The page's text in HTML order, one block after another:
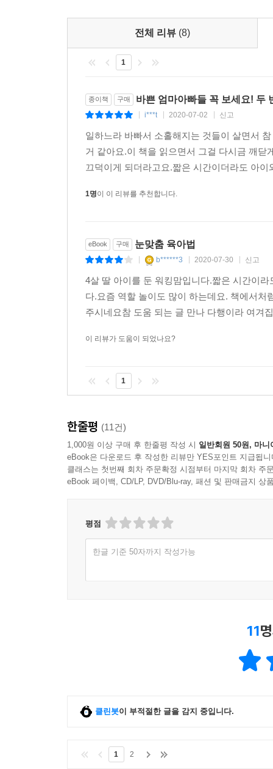
전체 리뷰 (8)
1
종이책 구매 바쁜 엄마아빠들 꼭 보세요! 두
i***t 2020-07-02 신고
일하느라 바빠서 소홀해지는 것들이 살면서
거 같아요.이 책을 읽으면서 그걸 다시금 깨
끄덕이게 되더라고요.짧은 시간이더라도 아
1명이 이 리뷰를 추천합니다.
eBook 구매 눈맞춤 육아법
b******3 2020-07-30 신고
4살 딸 아이를 둔 워킹맘입니다.짧은 시간이
다.요즘 역할 놀이도 많이 하는데요. 책에서
주시네요참 도움 되는 글 만나 다행이라 여겨
이 리뷰가 도움이 되었나요?
1
한줄평 (11건)
1,000원 이상 구매 후 한줄평 작성 시 일반회원 50원, 마니
eBook은 다운로드 후 작성한 리뷰만 YES포인트 지급됩니
클래스는 첫번째 회차 주문확정 시점부터 마지막 회차 주
eBook 페이백, CD/LP, DVD/Blu-ray, 패션 및 판매금지 상
평점
한글 기준 50자까지 작성가능
11
클린봇이 부적절한 글을 감지 중입니다.
1 2